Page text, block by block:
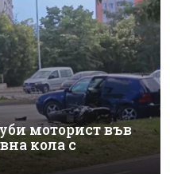
моторист във
кола с